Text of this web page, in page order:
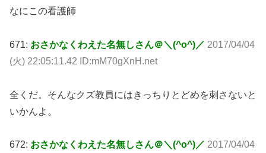
なにこの看護師
671: おさかなくわえた名無しさん＠＼(^o^)／ 2017/04/04
(火) 22:05:11.42 ID:mM70gXnH.net
全くだ。そんなクズ教員にはきっちりとどめを刺さないと
いかんよ。
672: おさかなくわえた名無しさん＠＼(^o^)／ 2017/04/04